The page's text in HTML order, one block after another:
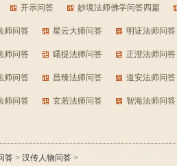
开示问答 妙境法师佛学问答四篇
师问答 星云大师问答 明证法师问答
师问答 曙提法师问答 正澄法师问答
师问答 昌臻法师问答 道安法师问答
师问答 玄若法师问答 智海法师问答
答 > 汉传人物问答 >